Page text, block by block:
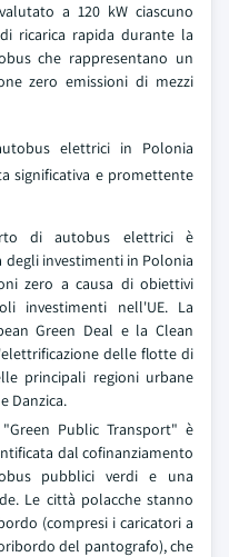
a 120 kW ciascuno
ricarica rapida durante la
che rappresentano un
zero emissioni di mezzi
elettrici in Polonia
significativa e promettente
di autobus elettrici è
degli investimenti in Polonia
zero a causa di obiettivi
investimenti nell'UE. La
Green Deal e la Clean
delle flotte di
principali regioni urbane
Danzica.
Public Transport" è
dal cofinanziamento
pubblici verdi e una
Le città polacche stanno
(compresi i caricatori a
del pantografo), che